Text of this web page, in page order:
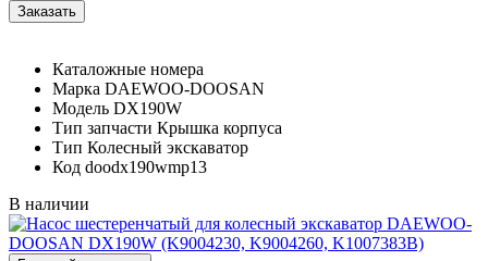
Каталожные номера
Марка DAEWOO-DOOSAN
Модель DX190W
Тип запчасти Крышка корпуса
Тип Колесный экскаватор
Код doodx190wmp13
В наличии